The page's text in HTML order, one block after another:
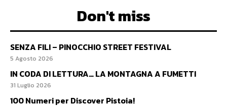
Don't miss
SENZA FILI – PINOCCHIO STREET FESTIVAL
5 Agosto 2026
IN CODA DI LETTURA… LA MONTAGNA A FUMETTI
31 Luglio 2026
100 Numeri per Discover Pistoia!